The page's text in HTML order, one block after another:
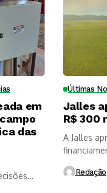
em
das
Últimas
Jalles
R$ 300
A Jalles
Redação